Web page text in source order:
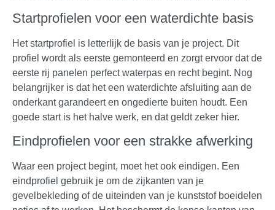
Startprofielen voor een waterdichte basis
Het startprofiel is letterlijk de basis van je project. Dit
profiel wordt als eerste gemonteerd en zorgt ervoor dat de
eerste rij panelen perfect waterpas en recht begint. Nog
belangrijker is dat het een waterdichte afsluiting aan de
onderkant garandeert en ongedierte buiten houdt. Een
goede start is het halve werk, en dat geldt zeker hier.
Eindprofielen voor een strakke afwerking
Waar een project begint, moet het ook eindigen. Een
eindprofiel gebruik je om de zijkanten van je
gevelbekleding of de uiteinden van je kunststof boeidelen